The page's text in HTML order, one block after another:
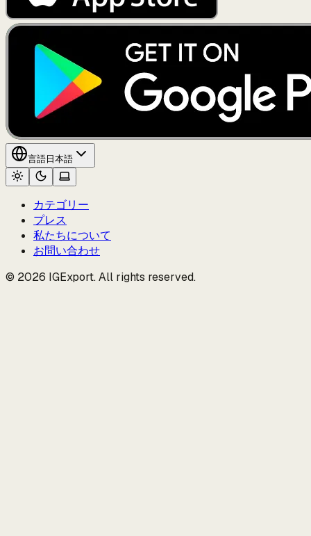
言語日本語
カテゴリー
プレス
私たちについて
お問い合わせ
© 2026 IGExport. All rights reserved.